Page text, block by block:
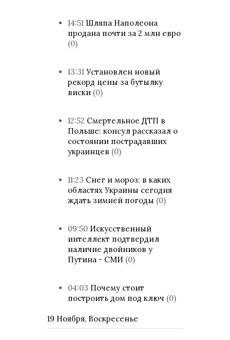
14:51 Шляпа Наполеона
продана почти за 2 млн евро
(0)
13:31 Установлен новый
рекорд цены за бутылку
виски (0)
12:52 Смертельное ДТП в
Польше: консул рассказал о
состоянии пострадавших
украинцев (0)
11:23 Снег и мороз: в каких
областях Украины сегодня
ждать зимней погоды (0)
09:50 Искусственный
интеллект подтвердил
наличие двойников у
Путина - СМИ (0)
04:03 Почему стоит
построить дом под ключ (0)
19 Ноября, Воскресенье